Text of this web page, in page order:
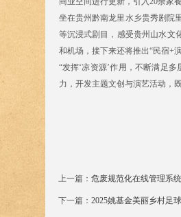
坐在贵州黔南龙里水乡贵秀剧院
等沉浸式剧目，感受贵州山水文
和机场，接下来还将推出“民宿+
“发挥‘凉资源’作用，不断满足
力，开发主题文创与演艺活动，
上一篇：危废规范化在线管理系
下一篇：2025姚基金美丽乡村足